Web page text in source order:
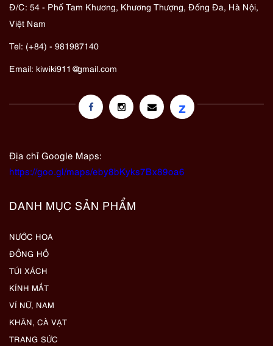
Đ/C: 54 - Phố Tam Khương, Khương Thượng, Đống Đa, Hà Nội,
Việt Nam
Tel: (+84) - 981987140
Email: kiwiki911@gmail.com
z
Địa chỉ Google Maps:
https://goo.gl/maps/eby8bKyks7Bx89oa6
DANH MỤC SẢN PHẨM
NƯỚC HOA
ĐỒNG HỒ
TÚI XÁCH
KÍNH MẮT
VÍ NỮ, NAM
KHĂN, CÀ VẠT
TRANG SỨC